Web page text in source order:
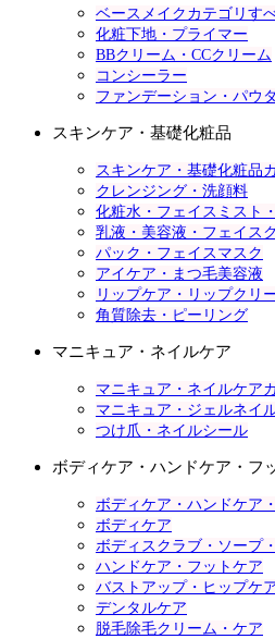
ベースメイクカテゴリす
化粧下地・プライマー
BBクリーム・CCクリーム
コンシーラー
ファンデーション・パウ
スキンケア・基礎化粧品
スキンケア・基礎化粧品
クレンジング・洗顔料
化粧水・フェイスミスト
乳液・美容液・フェイス
パック・フェイスマスク
アイケア・まつ毛美容液
リップケア・リップクリ
角質除去・ピーリング
マニキュア・ネイルケア
マニキュア・ネイルケア
マニキュア・ジェルネイ
つけ爪・ネイルシール
ボディケア・ハンドケア・フ
ボディケア・ハンドケア
ボディケア
ボディスクラブ・ソープ
ハンドケア・フットケア
バストアップ・ヒップケ
デンタルケア
脱毛除毛クリーム・ケア